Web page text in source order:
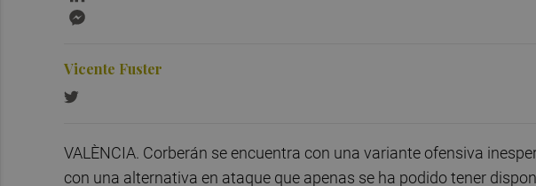
Vicente Fuster
VALÈNCIA. Corberán se encuentra con una variante ofensiva
con una alternativa en ataque que apenas se ha podido tener